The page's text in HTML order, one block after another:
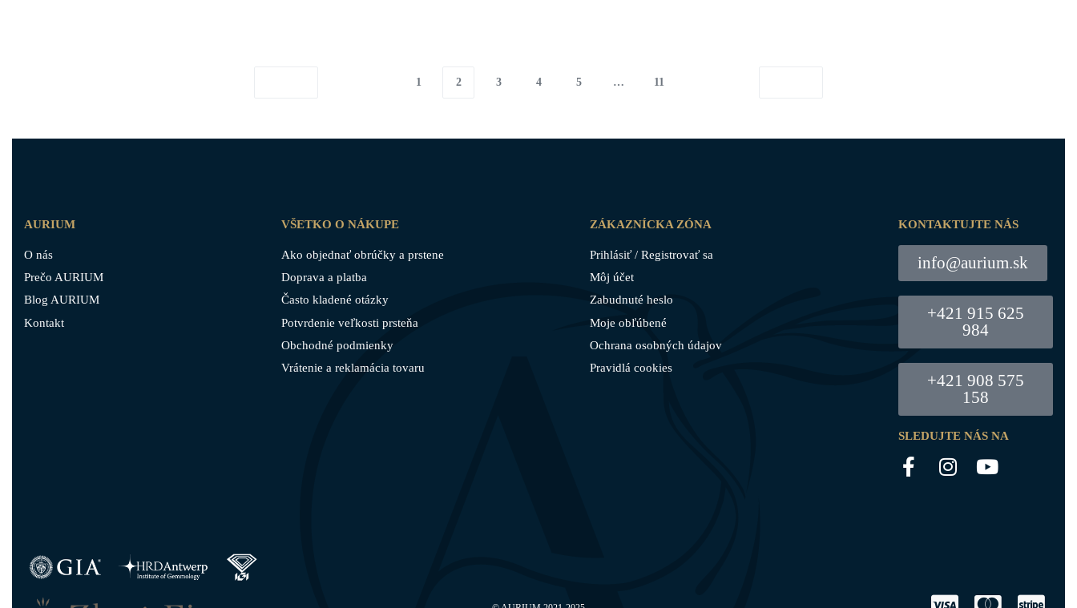
1 2 3 4 5 … 11
AURIUM
O nás
Prečo AURIUM
Blog AURIUM
Kontakt
VŠETKO O NÁKUPE
Ako objednať obrúčky a prstene
Doprava a platba
Často kladené otázky
Potvrdenie veľkosti prsteňa
Obchodné podmienky
Vrátenie a reklamácia tovaru
ZÁKAZNÍCKA ZÓNA
Prihlásiť / Registrovať sa
Môj účet
Zabudnuté heslo
Moje obľúbené
Ochrana osobných údajov
Pravidlá cookies
KONTAKTUJTE NÁS
info@aurium.sk
+421 915 625
984
+421 908 575
158
SLEDUJTE NÁS NA